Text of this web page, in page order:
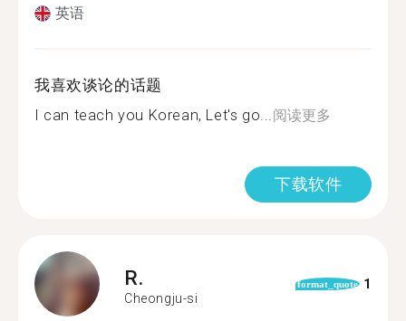
英语
我喜欢谈论的话题
I can teach you Korean, Let's go...阅读更多
下载软件
R.
Cheongju-si
format_quote 1